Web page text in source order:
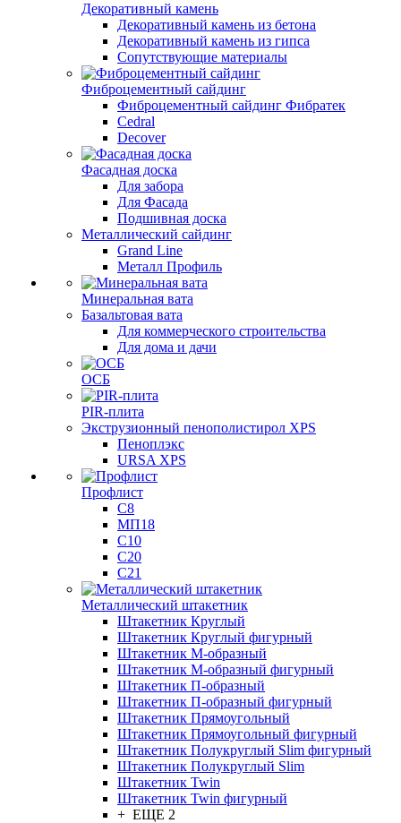
Декоративный камень
Декоративный камень из бетона
Декоративный камень из гипса
Сопутствующие материалы
Фиброцементный сайдинг
Фиброцементный сайдинг Фибратек
Cedral
Decover
Фасадная доска
Для забора
Для Фасада
Подшивная доска
Металлический сайдинг
Grand Line
Металл Профиль
Минеральная вата
Базальтовая вата
Для коммерческого строительства
Для дома и дачи
ОСБ
PIR-плита
Экструзионный пенополистирол XPS
Пеноплэкс
URSA XPS
Профлист
С8
МП18
С10
С20
С21
Металлический штакетник
Штакетник Круглый
Штакетник Круглый фигурный
Штакетник М-образный
Штакетник М-образный фигурный
Штакетник П-образный
Штакетник П-образный фигурный
Штакетник Прямоугольный
Штакетник Прямоугольный фигурный
Штакетник Полукруглый Slim фигурный
Штакетник Полукруглый Slim
Штакетник Twin
Штакетник Twin фигурный
+ ЕЩЕ 2